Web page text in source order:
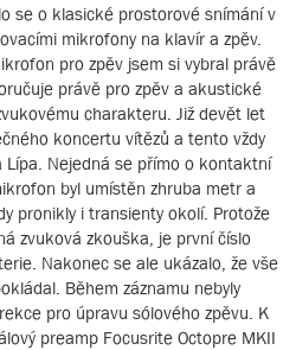
se o klasické prostorové snímání v
mikrofony na klavír a zpěv.
pro zpěv jsem si vybral právě
právě pro zpěv a akustické
charakteru. Již devět let
koncertu vítězů a tento vždy
Lípa. Nejedná se přímo o kontaktní
byl umístěn zhruba metr a
pronikly i transienty okolí. Protože
zvuková zkouška, je první číslo
Nakonec se ale ukázalo, že vše
Během záznamu nebyly
pro úpravu sólového zpěvu. K
preamp Focusrite Octopre MKII